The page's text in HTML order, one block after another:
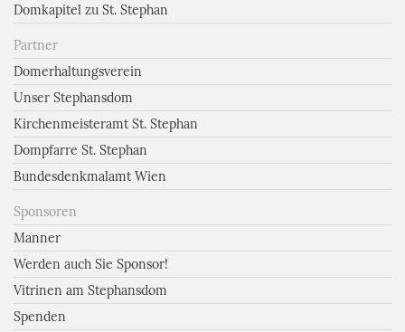
Domkapitel zu St. Stephan
Partner
Domerhaltungsverein
Unser Stephansdom
Kirchenmeisteramt St. Stephan
Dompfarre St. Stephan
Bundesdenkmalamt Wien
Sponsoren
Manner
Werden auch Sie Sponsor!
Vitrinen am Stephansdom
Spenden